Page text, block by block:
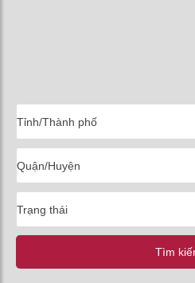
Tìm